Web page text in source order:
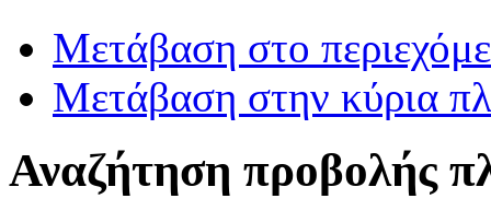
Μετάβαση στο
Μετάβαση στην κύρια
Αναζήτηση προβολής